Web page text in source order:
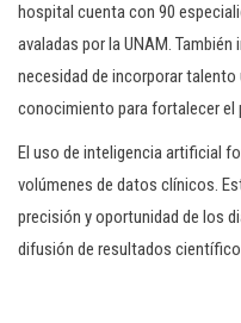
hospital cuenta con 90
avaladas por la UNAM.
necesidad de incorporar
conocimiento para fortalecer el
El uso de inteligencia artificial
volúmenes de datos clínicos.
precisión y oportunidad de los
difusión de resultados